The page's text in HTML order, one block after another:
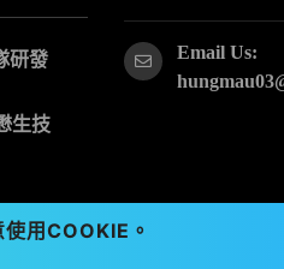
研發
生技
Email Us:
用COOKIE。